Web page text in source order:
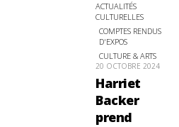
ACTUALITÉS
CULTURELLES
COMPTES RENDUS
D'EXPOS
CULTURE & ARTS
20 OCTOBRE 2024
Harriet
Backer
prend